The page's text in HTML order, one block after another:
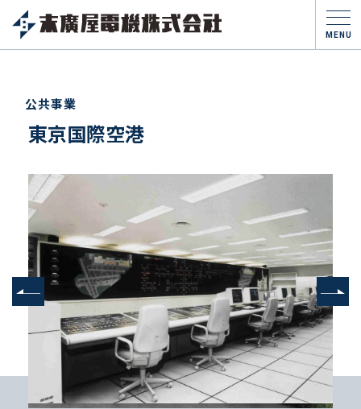
MENU
公共事業
東京国際空港